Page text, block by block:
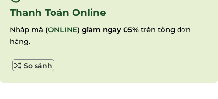
Thanh Toán Online
Nhập mã (ONLINE) giảm ngay 05% trên tổng đơn
hàng.
So sánh